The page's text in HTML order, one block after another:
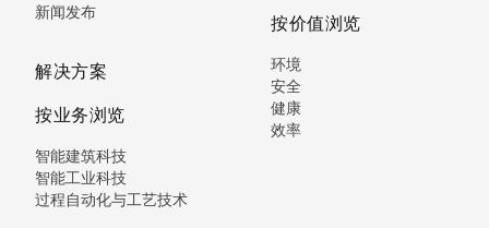
新闻发布
解决方案
按业务浏览
智能建筑科技
智能工业科技
过程自动化与工艺技术
按价值浏览
环境
安全
健康
效率